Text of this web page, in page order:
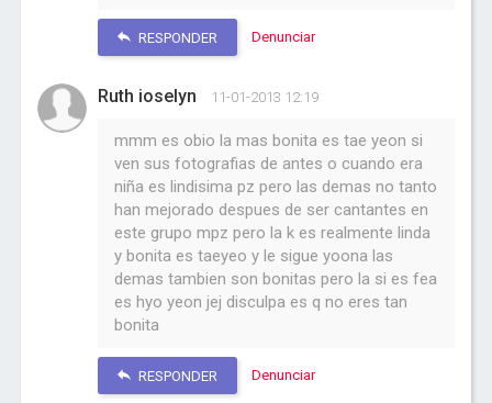
RESPONDER Denunciar
Ruth ioselyn 11-01-2013 12:19
mmm es obio la mas bonita es tae yeon si
ven sus fotografias de antes o cuando era
niña es lindisima pz pero las demas no tanto
han mejorado despues de ser cantantes en
este grupo mpz pero la k es realmente linda
y bonita es taeyeo y le sigue yoona las
demas tambien son bonitas pero la si es fea
es hyo yeon jej disculpa es q no eres tan
bonita
RESPONDER Denunciar